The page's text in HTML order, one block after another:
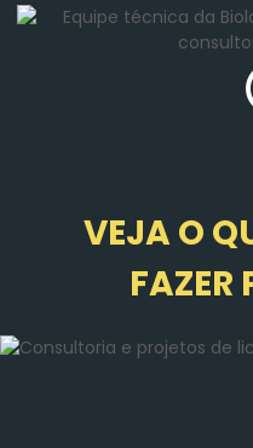
VEJA O
FAZER